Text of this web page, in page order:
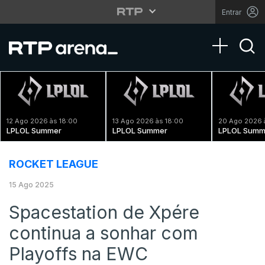
Entrar
Toggle
12 Ago 2026 às 18:00
LPLOL Summer
13 Ago 2026 às 18:00
LPLOL Summer
20 Ago 2026
LPLOL
ROCKET LEAGUE
15 Ago 2025
Spacestation de Xpére
continua a sonhar com
Playoffs na EWC